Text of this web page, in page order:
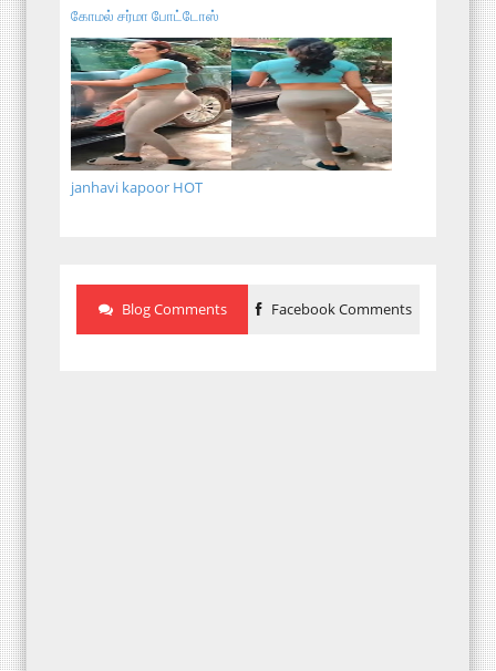
கோமல் சர்மா போட்டோஸ்
janhavi kapoor HOT
Blog Comments Facebook Comments